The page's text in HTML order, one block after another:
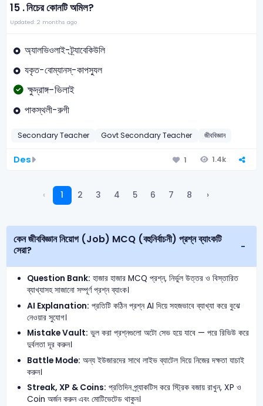
15 .নিচের কোনটি অমিল?
Updated: 2 months ago
অ্যালভিওলাই-ট্র্যাবেকিউলি
যকৃত-বোম্যানস্-কাপস্যুল
ক্ষুদ্রাঙ্গ-ভিলাই
পাকস্থলী-রুগী
Secondary Teacher Govt Secondary Teacher জীববিজ্ঞান
Des 1 1.4k
‹ 1 2 3 4 5 6 7 8 ›
কেন জীববিজ্ঞান নিয়োগ (Job) MCQ (বহুনির্বাচনী) প্রশ্ন ব্যাংকটি
সেরা?
Question Bank: হাজার হাজার MCQ প্রশ্ন, নির্ভুল উত্তর ও বিস্তারিত
ব্যাখ্যাসহ সাজানো সম্পূর্ণ প্রশ্ন ব্যাংক।
AI Explanation: প্রতিটি কঠিন প্রশ্ন AI দিয়ে সহজভাবে ব্যাখ্যা করে বুঝে
নেওয়ার সুযোগ।
Mistake Vault: ভুল করা প্রশ্নগুলো অটো সেভ হয়ে যাবে — পরে রিভিউ করে
দুর্বলতা দূর করুন।
Battle Mode: অন্য ইউজারদের সাথে লাইভ ব্যাটেল দিয়ে নিজের দক্ষতা যাচাই
করুন।
Streak, XP & Coins: প্রতিদিন প্র্যাকটিস করে স্ট্রিক বজায় রাখুন, XP ও
Coin অর্জন করুন এবং মোটিভেটেড থাকুন।